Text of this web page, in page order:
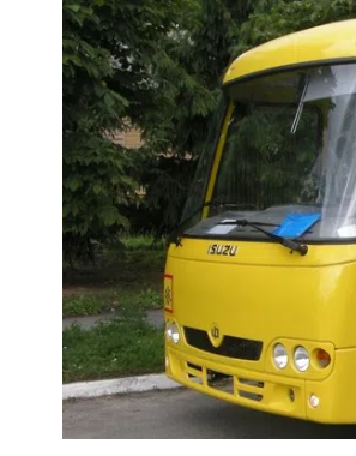
ПОЛІЦІЯ ПОЛТАВЩИНИ
ЛЮДМИЛУ ТИМЧЕНКО
26 листопада 2025